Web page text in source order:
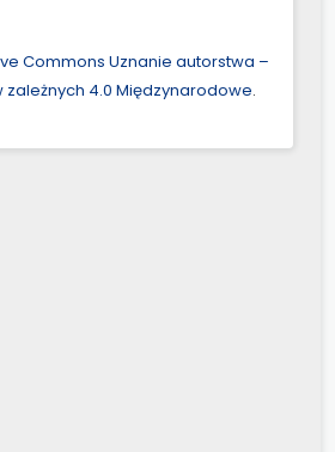
Commons Uznanie autorstwa –
4.0 Międzynarodowe.